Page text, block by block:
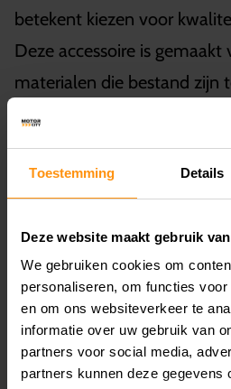
Toestemming Details
Deze website maakt gebruik
We gebruiken cookies om
personaliseren, om functies
en om ons websiteverkeer te
informatie over uw gebruik van
partners voor social media,
partners kunnen deze gegevens
betekent kiezen voor
Deze accessoire is
materialen die bestand zijn
weersomstandigheden,
en droog blijven. De
monteren en te verwijderen,
Veelgestelde Vragen
Wat zijn de afmetingen
topkoffer?